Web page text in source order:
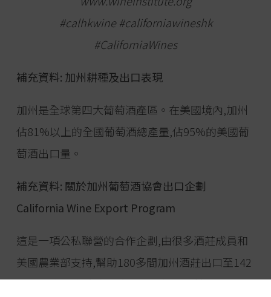
#calhkwine #californiawineshk
#CaliforniaWines
補充資料: 加州耕種及出口表現
加州是全球第四大葡萄酒產區。在美國境內,加州
佔81%以上的全國葡萄酒總產量,佔95%的美國葡
萄酒出口量。
補充資料: 關於加州葡萄酒協會出口企劃
California Wine Export Program
這是一項公私聯營的合作企劃,由很多酒莊成員和
美國農業部支持,幫助180多間加州酒莊出口至142
個國家,並在各大市場大力推廣加州這片可愛的土